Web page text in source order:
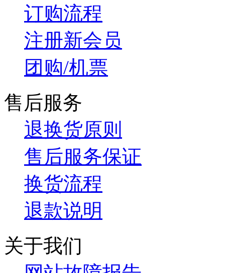
订购流程
注册新会员
团购/机票
售后服务
退换货原则
售后服务保证
换货流程
退款说明
关于我们